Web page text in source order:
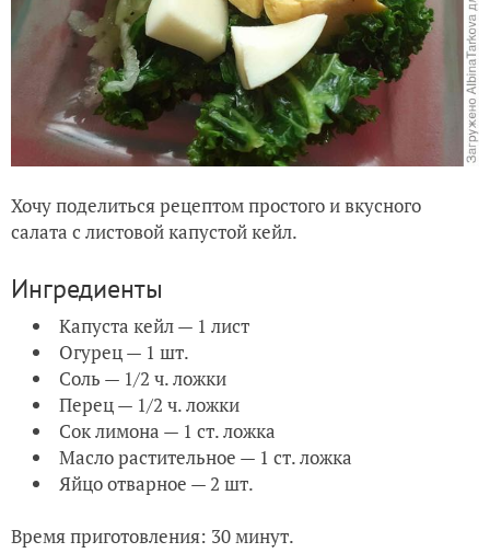
Хочу поделиться рецептом простого и вкусного
салата с листовой капустой кейл.
Ингредиенты
Капуста кейл — 1 лист
Огурец — 1 шт.
Соль — 1/2 ч. ложки
Перец — 1/2 ч. ложки
Сок лимона — 1 ст. ложка
Масло растительное — 1 ст. ложка
Яйцо отварное — 2 шт.
Время приготовления: 30 минут.